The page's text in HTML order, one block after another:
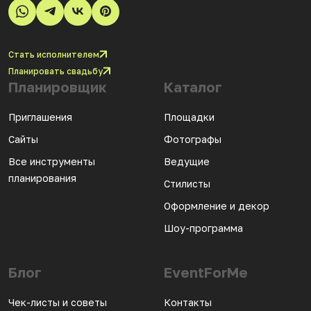
Стать исполнителем
Планировать свадьбу
Планировщик
Приглашения
Сайты
Все инструменты
планирования
Каталог
Площадки
Фотографы
Ведущие
Стилисты
Оформление и декор
Шоу-программа
Блог
Чек-листы и советы
EventForMe
Контакты